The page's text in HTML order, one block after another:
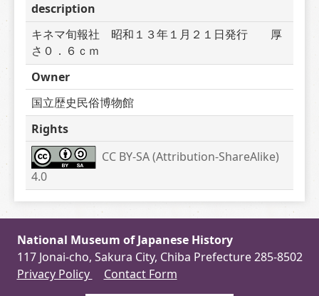
description
キネマ旬報社　昭和１３年１月２１日発行　　厚
さ０．６ｃｍ
Owner
国立歴史民俗博物館
Rights
CC BY-SA (Attribution-ShareAlike)
4.0
National Museum of Japanese History
117 Jonai-cho, Sakura City, Chiba Prefecture 285-8502
Privacy Policy
Contact Form